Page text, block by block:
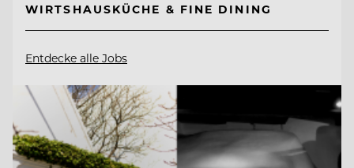
WIRTSHAUSKÜCHE & FINE DINING
Entdecke alle Jobs